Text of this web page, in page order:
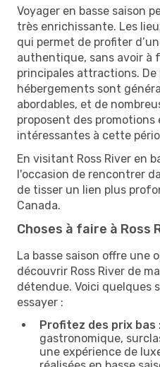
Voyager en basse saison
très enrichissante. Les
qui permet de profiter
authentique, sans avoir à
principales attractions. De
hébergements sont
abordables, et de
proposent des
intéressantes à cette
En visitant Ross River en
l'occasion de rencontrer
de tisser un lien plus
Canada.
Choses à faire à Ross
La basse saison offre une
découvrir Ross River de
détendue. Voici quelques
essayer :
Profitez des prix bas
gastronomique,
une expérience de